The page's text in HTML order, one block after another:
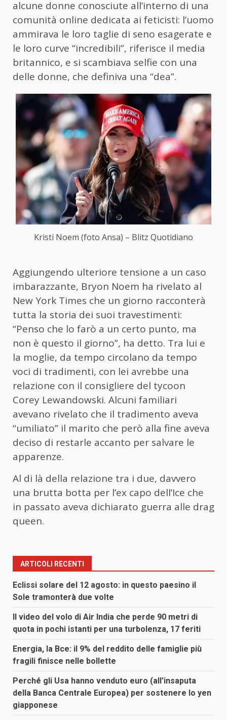
alcune donne conosciute all’interno di una
comunità online dedicata ai feticisti: l’uomo
ammirava le loro taglie di seno esagerate e
le loro curve “incredibili”, riferisce il media
britannico, e si scambiava selfie con una
delle donne, che definiva una “dea”.
Kristi Noem (foto Ansa) – Blitz Quotidiano
Aggiungendo ulteriore tensione a un caso
imbarazzante, Bryon Noem ha rivelato al
New York Times che un giorno racconterà
tutta la storia dei suoi travestimenti:
“Penso che lo farò a un certo punto, ma
non è questo il giorno”, ha detto. Tra lui e
la moglie, da tempo circolano da tempo
voci di tradimenti, con lei avrebbe una
relazione con il consigliere del tycoon
Corey Lewandowski. Alcuni familiari
avevano rivelato che il tradimento aveva
“umiliato” il marito che però alla fine aveva
deciso di restarle accanto per salvare le
apparenze.
Al di là della relazione tra i due, davvero
una brutta botta per l’ex capo dell’Ice che
in passato aveva dichiarato guerra alle drag
queen.
ARTICOLI RECENTI
Eclissi solare del 12 agosto: in questo paesino il
Sole tramonterà due volte
Il video del volo di Air India che perde 90 metri di
quota in pochi istanti per una turbolenza, 17 feriti
Energia, la Bce: il 9% del reddito delle famiglie più
fragili finisce nelle bollette
Perché gli Usa hanno venduto euro (all’insaputa
della Banca Centrale Europea) per sostenere lo yen
giapponese